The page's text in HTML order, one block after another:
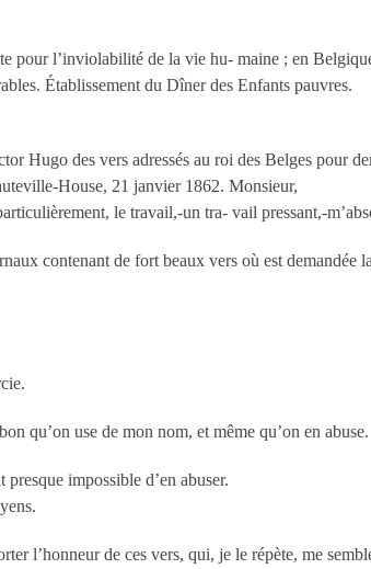
pour l’inviolabilité de la vie hu- maine ; en
Établissement du Dîner des Enfants pauvres.
Hugo des vers adressés au roi des Belges pour
House, 21 janvier 1862. Monsieur,
le travail,-un tra- vail pressant,-
contenant de fort beaux vers où est demandée
qu’on use de mon nom, et même qu’on en abuse.
impossible d’en abuser.
l’honneur de ces vers, qui, je le répète, me